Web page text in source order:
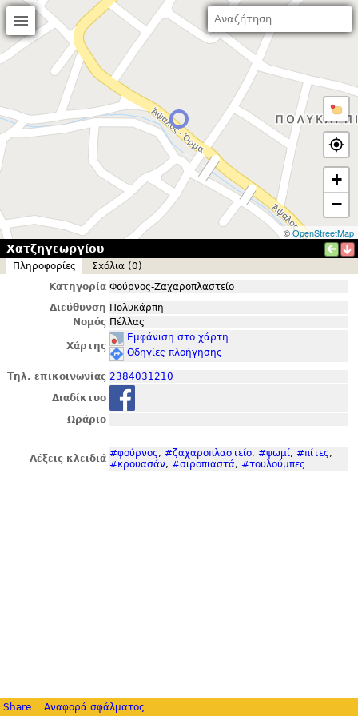
+
−
©OpenStreetMap
Χατζηγεωργίου
Πληροφορίες
Σxόλια (0)
Κατηγορία Φούρνος-Ζαχαροπλαστείο
Διεύθυνση Πολυκάρπη
Νομός Πέλλας
Χάρτης
Εμφάνιση στο χάρτη
Οδηγίες πλοήγησης
Τηλ. επικοινωνίας 2384031210
Διαδίκτυο
Ωράριο
Λέξεις κλειδιά #φούρνος, #ζαχαροπλαστείο, #ψωμί, #πίτες,
#κρουασάν, #σιροπιαστά, #τουλούμπες
Share Αναφορά σφάλματος